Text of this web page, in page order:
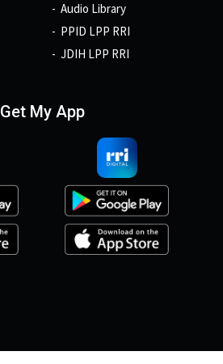
Audio Library
PPID LPP RRI
JDIH LPP RRI
Get My App